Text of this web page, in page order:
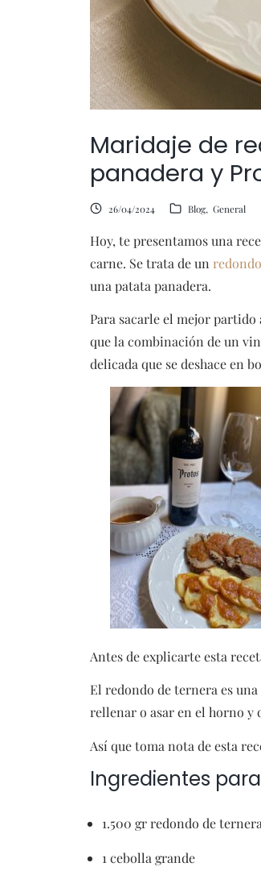
Maridaje de
panadera y
26/04/2024 Blog General
Hoy, te presentamos una
carne. Se trata de un
una patata panadera.
Para sacarle el mejor
que la combinación de un
delicada que se deshace en
Antes de explicarte esta
El redondo de ternera es
rellenar o asar en el horno y
Así que toma nota de esta
Ingredientes
1.500 gr redondo de
1 cebolla grande